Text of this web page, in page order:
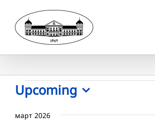
content
Събития
Upcoming
date.
март 2026